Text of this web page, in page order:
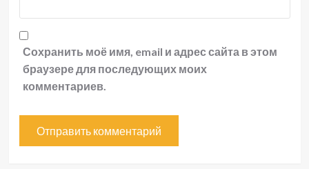
Сохранить моё имя, email и адрес сайта в этом
браузере для последующих моих
комментариев.